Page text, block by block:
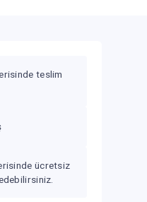
teslim
ücretsiz